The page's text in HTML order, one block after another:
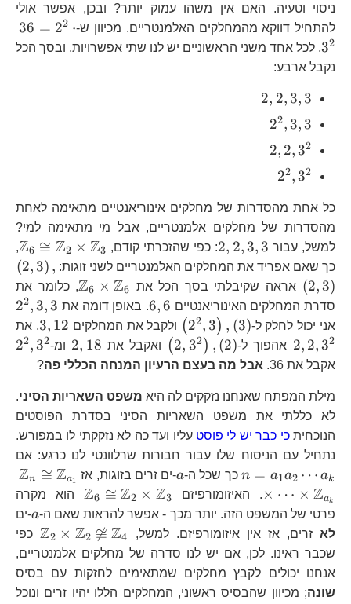
ניסוי וטעיה. האם אין משהו עמוק יותר? ובכן, אפשר אולי
להתחיל דווקא מהמחלקים האלמנטריים. מכיוון ש-
36 = 22 ⋅
32
, לכל אחד משני הראשוניים יש לנו שתי אפשרויות, ובסך הכל
נקבל ארבע:
2, 2,3,3
22,3,3
2, 2,32
22,32
כל אחת מהסדרות של מחלקים אינוריאנטיים מתאימה לאחת
מהסדרות של מחלקים אלמנטריים, אבל מי מתאימה למי?
למשל, עבור
2,2,3,3 2, 2,3,3 : כפי שהזכרתי קודם, Z6 ≅ Z2 × Z3
,
כך שאם אפריד את המחלקים האלמנטריים לשני זוגות:
(2,3) ,
(2,3) אראה שקיבלתי בסך הכל את Z6 × Z6
, כלומר את
סדרת המחלקים האינוריאנטיים
6,6
6,6 . באופן דומה את 22,3, 3
אני יכול לחלק ל- (22,3) , (3) ולקבל את המחלקים 3,12
3, 12 , את
2, 2,32 אהפוך ל- (2, 32 ) , (2) ואקבל את 2,18
2, 18 ומ- 22,32
אקבל את 36. אבל מה בעצם הרעיון המנחה הכללי פה?
מילת המפתח שאנחנו נזקקים לה היא משפט השאריות הסיני.
לא כללתי את משפט השאריות הסיני בסדרת הפוסטים
הנוכחיתכי כבר יש לי פוסט עליו ועד כה לא נזקקתי לו במפורש.
נתחיל עם הניסוח שלו עבור חבורות שרלוונטי לנו כרגע: אם
n = a1a2 ⋯ ak כך שכל ה-a
a-ים זרים בזוגות, אז Zn ≅ Za1
× ⋯ × Zak . האיזומורפיזם Z6 ≅ Z2 × Z3
הוא מקרה
פרטי של המשפט הזה. יותר מכך - אפשר להראות שאם ה-
a
a-ים
לא זרים, אז אין איזומורפיזם. למשל, Z2 × Z2 
≅ Z4
כפי
שכבר ראינו. לכן, אם יש לנו סדרה של מחלקים אלמנטריים,
אנחנו יכולים לקבץ מחלקים שמתאימים לחזקות עם בסיס
שונה; מכיוון שהבסיס ראשוני, המחלקים הללו יהיו זרים ונוכל